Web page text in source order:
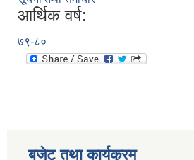
आर्थिक वर्ष:
७९-८०
बजेट तथा कार्यक्रम